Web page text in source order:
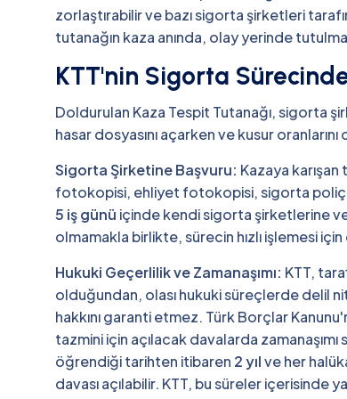
zorlaştırabilir ve bazı sigorta şirketleri
tutanağın kaza anında, olay yerinde
KTT'nin Sigorta
Doldurulan Kaza Tespit Tutanağı, sigorta
hasar dosyasını açarken ve kusur
Sigorta Şirketine Başvuru: Kazaya
fotokopisi, ehliyet fotokopisi, sigorta
5 iş günü içinde kendi sigorta şirketlerine
olmamakla birlikte, sürecin hızlı işlemesi
Hukuki Geçerlilik ve Zamanaşımı: KTT,
olduğundan, olası hukuki süreçlerde delil
hakkını garanti etmez. Türk Borçlar
tazmini için açılacak davalarda
öğrendiği tarihten itibaren 2 yılve her
davası açılabilir. KTT, bu süreler içerisinde